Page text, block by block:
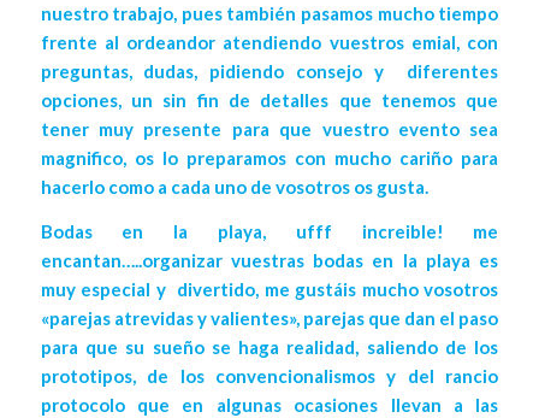
nuestro trabajo, pues también pasamos mucho tiempo
frente al ordeandor atendiendo vuestros emial, con
preguntas, dudas, pidiendo consejo y diferentes
opciones, un sin fin de detalles que tenemos que
tener muy presente para que vuestro evento sea
magnifico, os lo preparamos con mucho cariño para
hacerlo como a cada uno de vosotros os gusta.
Bodas en la playa, ufff increible! me
encantan…..organizar vuestras bodas en la playa es
muy especial y divertido, me gustáis mucho vosotros
«parejas atrevidas y valientes», parejas que dan el paso
para que su sueño se haga realidad, saliendo de los
prototipos, de los convencionalismos y del rancio
protocolo que en algunas ocasiones llevan a las